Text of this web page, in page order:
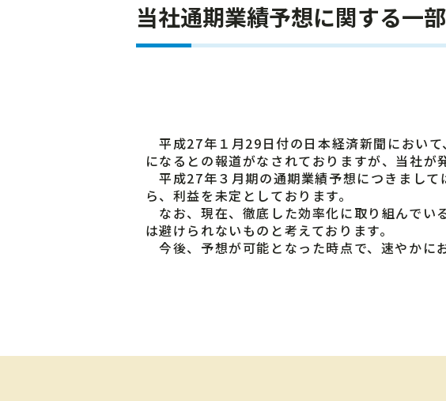
当社通期業績予想に関する一
平成27年１月29日付の日本経済新聞におい
になるとの報道がなされておりますが、当社が
平成27年３月期の通期業績予想につきまし
ら、利益を未定としております。
なお、現在、徹底した効率化に取り組んでい
は避けられないものと考えております。
今後、予想が可能となった時点で、速やかに